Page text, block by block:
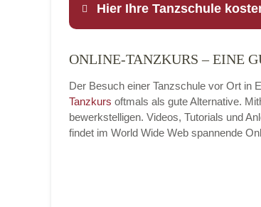
Hier Ihre Tanzschule
E-Mail*
ONLINE-TANZKURS – EINE
Der Besuch einer Tanzschule vor Ort in
Tanzkurs oftmals als gute Alternative.
bewerkstelligen. Videos, Tutorials und
findet im World Wide Web spannende